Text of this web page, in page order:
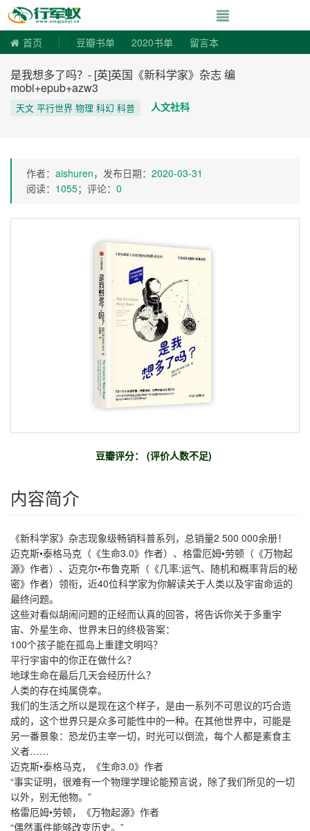
寻书令|走向自
首页 豆瓣书单 2020书单 留言本
是我想多了吗？- [英]英国《新科学家》杂志 编
mobi+epub+azw3
天文 平行世界 物理 科幻 科普 人文社科
作者： aishuren，发布日期： 2020-03-31
阅读： 1055；评论： 0
豆瓣评分： (评价人数不足)
内容简介
《新科学家》杂志现象级畅销科普系列，总销量2 500 000余册！
迈克斯•泰格马克（《生命3.0》作者）、格雷厄姆•劳顿（《万物起
源》作者）、迈克尔•布鲁克斯（《几率:运气、随机和概率背后的秘
密》作者）领衔，近40位科学家为你解读关于人类以及宇宙命运的
最终问题。
这些对看似胡闹问题的正经而认真的回答，将告诉你关于多重宇
宙、外星生命、世界末日的终极答案：
100个孩子能在孤岛上重建文明吗？
平行宇宙中的你正在做什么？
地球生命在最后几天会经历什么？
人类的存在纯属侥幸。
我们的生活之所以是现在这个样子，是由一系列不可思议的巧合造
成的，这个世界只是众多可能性中的一种。在其他世界中，可能是
另一番景象：恐龙仍主宰一切，时光可以倒流，每个人都是素食主
义者……
迈克斯•泰格马克，《生命3.0》作者
“事实证明，很难有一个物理学理论能预言说，除了我们所见的一切
以外，别无他物。”
格雷厄姆•劳顿，《万物起源》作者
“偶然事件能够改变历史。”